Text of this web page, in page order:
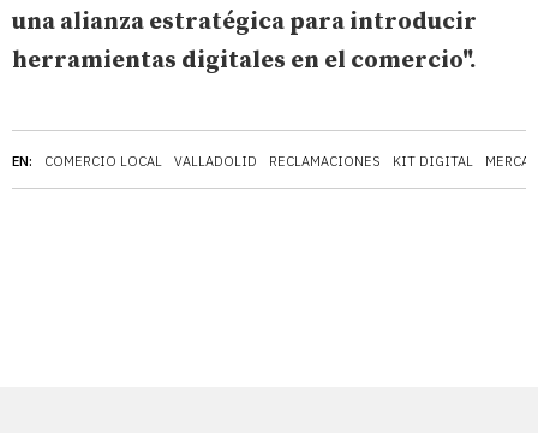
EN: COMERCIO LOCAL VALLADOLID RECLAMACIONES KIT DIGITAL
una alianza estratégica para introducir
herramientas digitales en el comercio".